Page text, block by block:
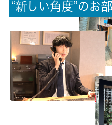
権利金/雑費
-/-
総戸数
40戸
現状/入居可能日
“新 し い角 度”のお部